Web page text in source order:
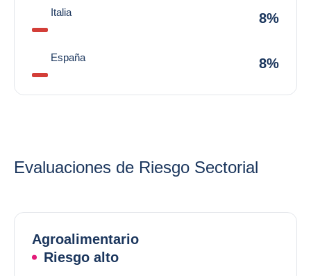
Italia 8%
España 8%
Evaluaciones de Riesgo Sectorial
Agroalimentario
Riesgo alto